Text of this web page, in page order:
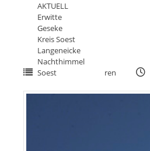
AKTUELL
Erwitte
Geseke
Kreis Soest
Langeneicke
Nachthimmel
Soest
ren